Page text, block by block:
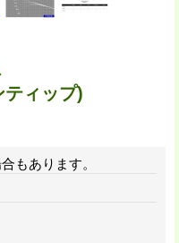
ティップ)
もあります。